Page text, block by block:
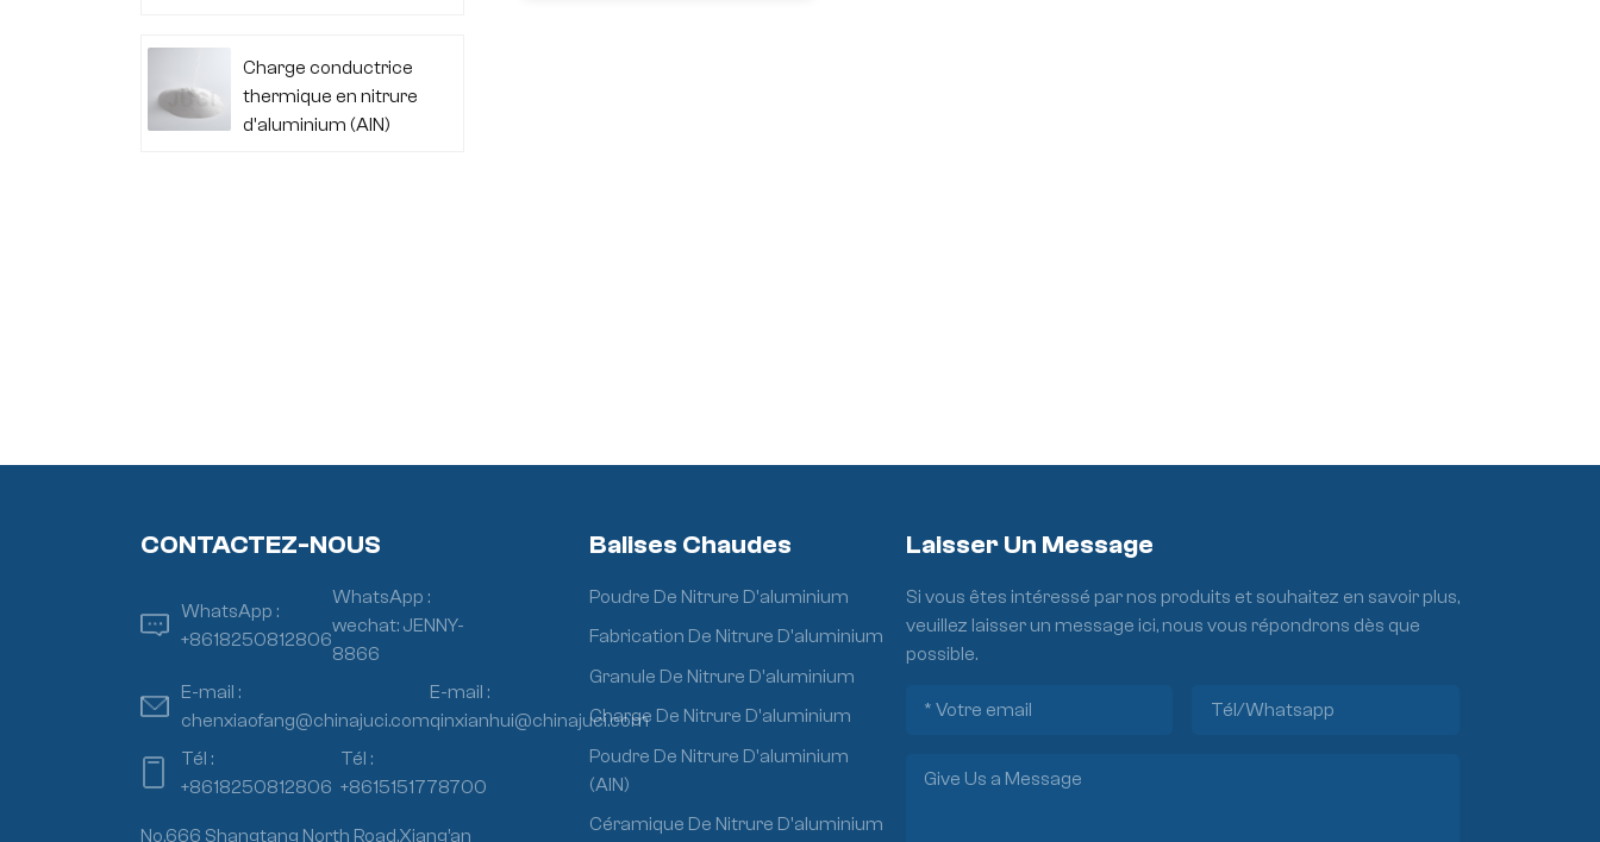
Charge conductrice
thermique en nitrure
d'aluminium (AlN)
CONTACTEZ-NOUS
WhatsApp :
+8618250812806
WhatsApp :
wechat: JENNY-
8866
E-mail :
chenxiaofang@chinajuci.com
E-mail :
qinxianhui@chinajuci.com
Tél :
+8618250812806
Tél :
+8615151778700
No.666 Shangtang North Road,Xiang’an
Balises Chaudes
Poudre De Nitrure D'aluminium
Fabrication De Nitrure D'aluminium
Granule De Nitrure D'aluminium
Charge De Nitrure D'aluminium
Poudre De Nitrure D'aluminium
(AlN)
Céramique De Nitrure D'aluminium
Laisser Un Message
Si vous êtes intéressé par nos produits et souhaitez en savoir plus,
veuillez laisser un message ici, nous vous répondrons dès que
possible.